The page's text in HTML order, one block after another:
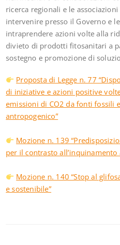
ricerca regionali e le
intervenire presso il Governo e
intraprendere azioni volte alla
divieto di prodotti fitosanitari a
sostegno e promozione di
Proposta di Legge n. 77
di iniziative e azioni positive
emissioni di CO2 da fonti fossili
antropogenico”
Mozione n. 139
per il contrasto all’inquinamento
Mozione n. 140 “Stop al
e sostenibile”